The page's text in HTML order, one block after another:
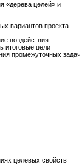
«дерева целей» и
вариантов проекта.
воздействия
итоговые цели
промежуточных задач
целевых свойств